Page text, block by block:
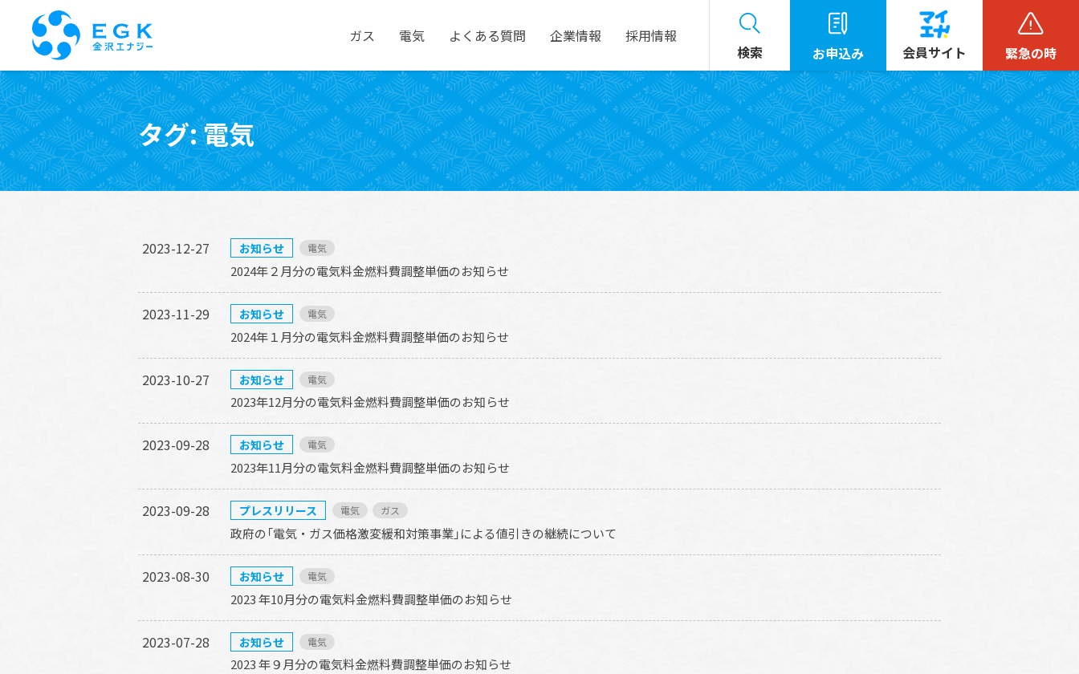
Skip
to
the
content
ガス 電気 よくある質問 企業情報
採用情報
検索
お申込み 会員サイト 緊急の時
タグ:電気
2023-12-27 お知らせ 電気
2024年２月分の電気料金燃料費調整単価のお知らせ
2023-11-29 お知らせ 電気
2024年１月分の電気料金燃料費調整単価のお知らせ
2023-10-27 お知らせ 電気
2023年12月分の電気料金燃料費調整単価のお知らせ
2023-09-28 お知らせ 電気
2023年11月分の電気料金燃料費調整単価のお知らせ
2023-09-28 プレスリリース 電気 ガス
政府の「電気・ガス価格激変緩和対策事業」による値引きの継続について
2023-08-30 お知らせ 電気
2023 年10月分の電気料金燃料費調整単価のお知らせ
2023-07-28 お知らせ 電気
2023 年９月分の電気料金燃料費調整単価のお知らせ